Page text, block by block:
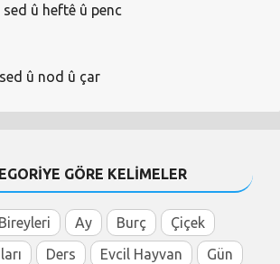
û heftê û penc
û nod û çar
GÖRE KELİMELER
Ay Burç
Çiçek
Ders Evcil Hayvan
Gün